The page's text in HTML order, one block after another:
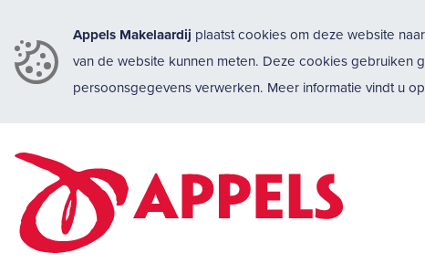
Appels Makelaardij plaatst cookies om deze website
van de website kunnen meten. Deze cookies gebruiken
persoonsgegevens verwerken. Meer informatie vindt u